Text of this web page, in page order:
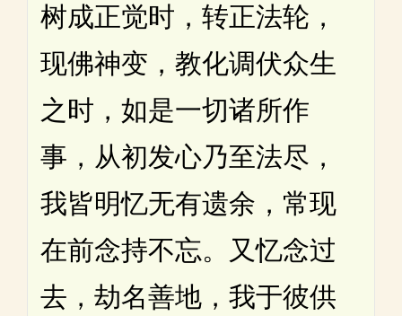
树成正觉时，转正法轮，
现佛神变，教化调伏众生
之时，如是一切诸所作
事，从初发心乃至法尽，
我皆明忆无有遗余，常现
在前念持不忘。又忆念过
去，劫名善地，我于彼供